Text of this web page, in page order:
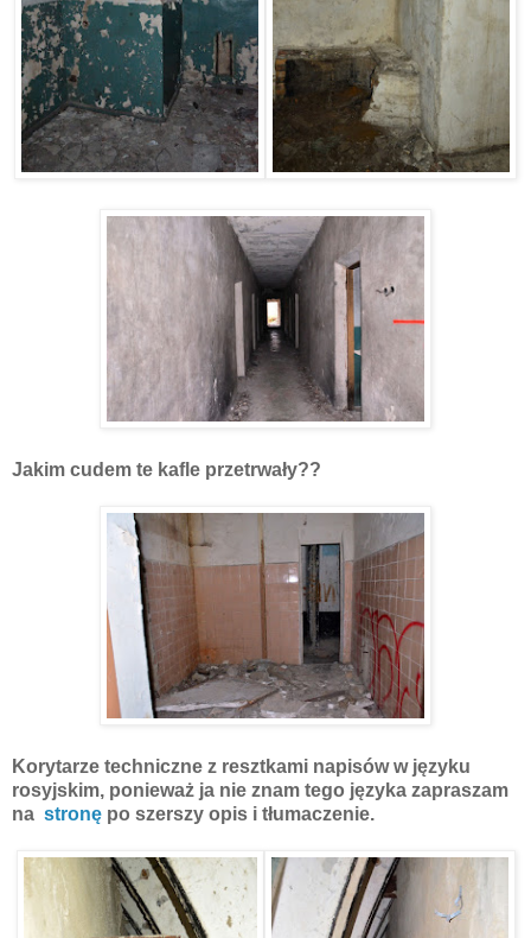
Jakim cudem te kafle przetrwały??
Korytarze techniczne z resztkami napisów w języku
rosyjskim, ponieważ ja nie znam tego języka zapraszam
na stronę po szerszy opis i tłumaczenie.